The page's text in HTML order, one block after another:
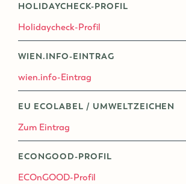
HOLIDAYCHECK-PROFIL
Holidaycheck-Profil
WIEN.INFO-EINTRAG
wien.info-Eintrag
EU ECOLABEL / UMWELTZEICHEN
Zum Eintrag
ECONGOOD-PROFIL
ECOnGOOD-Profil